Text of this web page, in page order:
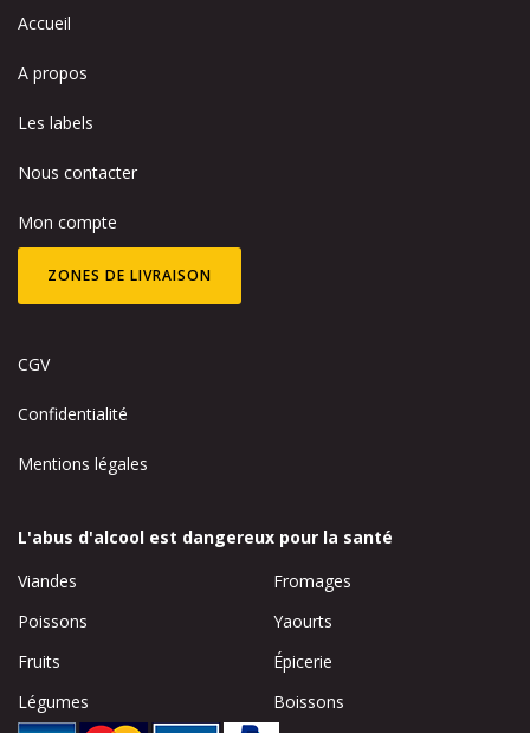
Accueil
A propos
Les labels
Nous contacter
Mon compte
ZONES DE LIVRAISON
CGV
Confidentialité
Mentions légales
L'abus d'alcool est dangereux pour la santé
Viandes
Poissons
Fruits
Légumes
Fromages
Yaourts
Épicerie
Boissons